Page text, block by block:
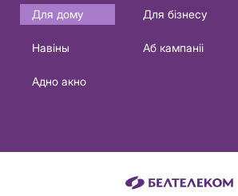
Основная
навигация
Для дому Для бізнесу
Навіны
Аб кампаніі
Адно акно